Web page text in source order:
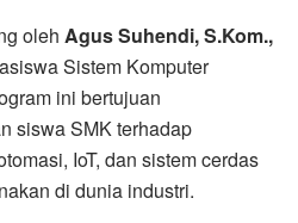
oleh Agus Suhendi, S.Kom.,
Sistem Komputer
ini bertujuan
siswa SMK terhadap
IoT, dan sistem cerdas
di dunia industri.